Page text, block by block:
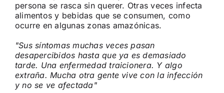
persona se rasca sin querer. Otras veces infecta
alimentos y bebidas que se consumen, como
ocurre en algunas zonas amazónicas.
Sus síntomas muchas veces pasan
desapercibidos hasta que ya es demasiado
tarde. Una enfermedad traicionera. Y algo
extraña. Mucha otra gente vive con la infección
y no se ve afectada